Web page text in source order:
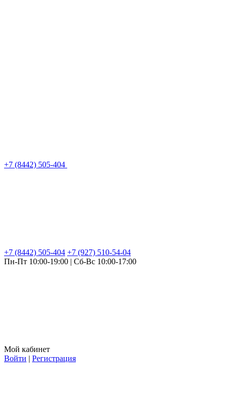
+7 (8442) 505-404
+7 (8442) 505-404 +7 (927) 510-54-04
Пн-Пт 10:00-19:00 | Сб-Вс 10:00-17:00
Мой кабинет
Войти | Регистрация